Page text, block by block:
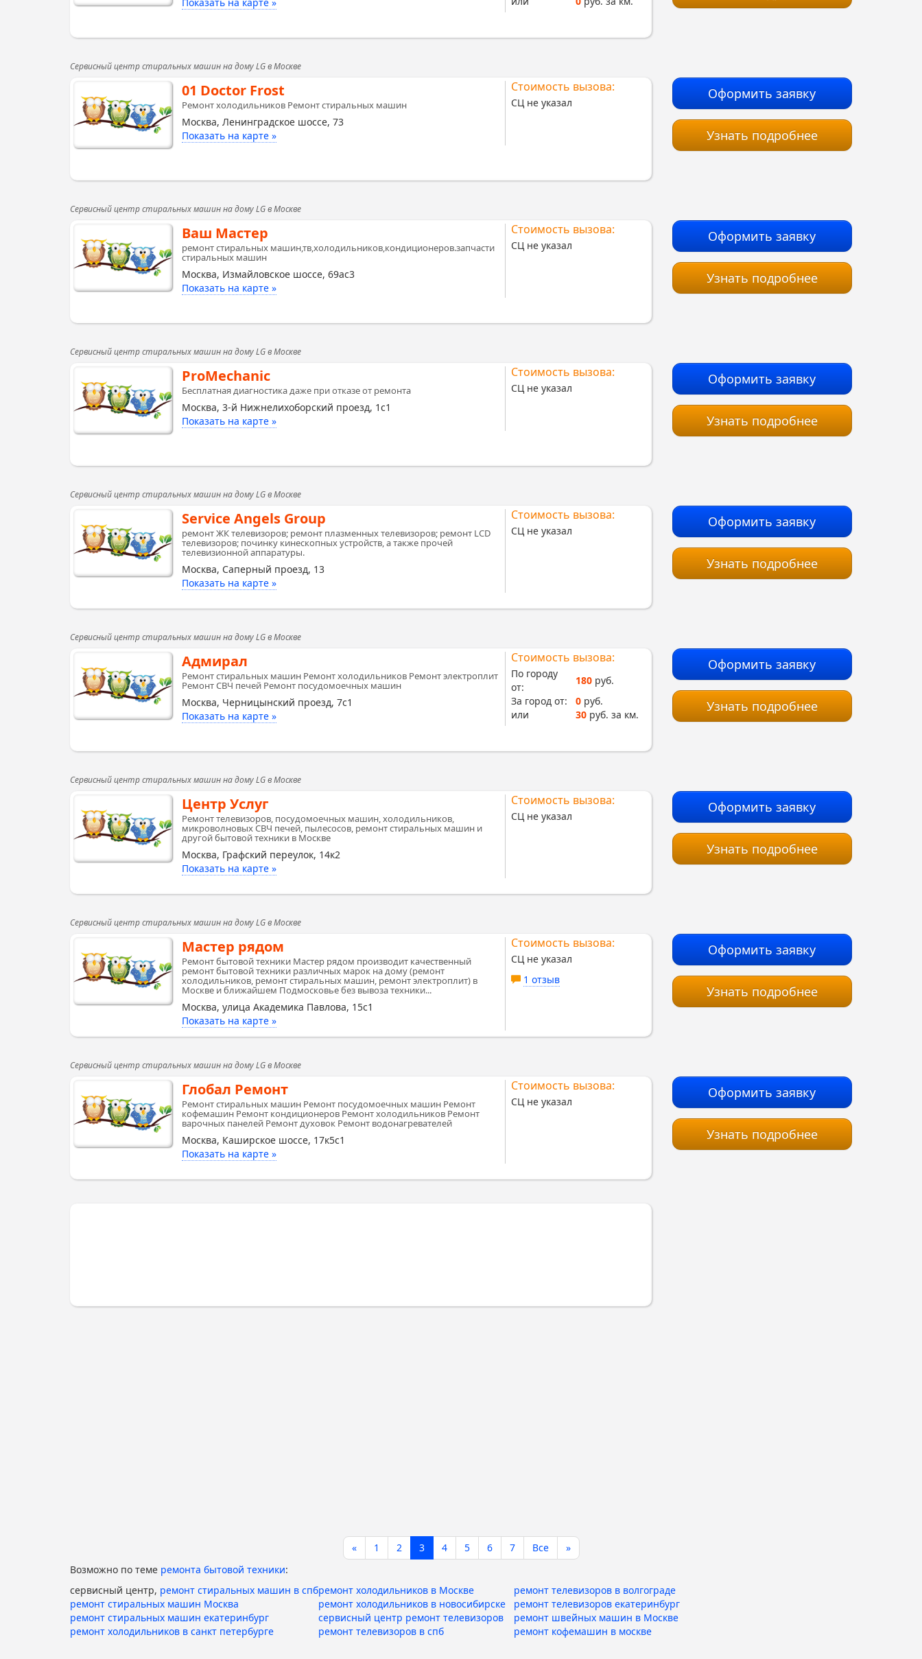
Сервисный центр стиральных машин на дому LG в Москве
01 Doctor Frost
Ремонт холодильников Ремонт стиральных машин
Москва, Ленинградское шоссе, 73
Показать на карте »
Стоимость вызова:
СЦ не указал
Оформить заявку
Узнать подробнее
Сервисный центр стиральных машин на дому LG в Москве
Ваш Мастер
ремонт стиральных машин,тв,холодильников,кондиционеров.запчасти
стиральных машин
Москва, Измайловское шоссе, 69ас3
Показать на карте »
Стоимость вызова:
СЦ не указал
Оформить заявку
Узнать подробнее
Сервисный центр стиральных машин на дому LG в Москве
ProMechanic
Бесплатная диагностика даже при отказе от ремонта
Москва, 3-й Нижнелихоборский проезд, 1с1
Показать на карте »
Стоимость вызова:
СЦ не указал
Оформить заявку
Узнать подробнее
Сервисный центр стиральных машин на дому LG в Москве
Service Angels Group
ремонт ЖК телевизоров; ремонт плазменных телевизоров; ремонт LCD
телевизоров; починку кинескопных устройств, а также прочей
телевизионной аппаратуры.
Москва, Саперный проезд, 13
Показать на карте »
Стоимость вызова:
СЦ не указал
Оформить заявку
Узнать подробнее
Сервисный центр стиральных машин на дому LG в Москве
Адмирал
Ремонт стиральных машин Ремонт холодильников Ремонт электроплит
Ремонт СВЧ печей Ремонт посудомоечных машин
Москва, Черницынский проезд, 7с1
Показать на карте »
Стоимость вызова:
По городу
от:
180руб.
За город от:
0руб.
или
30руб. за км.
Оформить заявку
Узнать подробнее
Сервисный центр стиральных машин на дому LG в Москве
Центр Услуг
Ремонт телевизоров, посудомоечных машин, холодильников,
микроволновых СВЧ печей, пылесосов, ремонт стиральных машин и
другой бытовой техники в Москве
Москва, Графский переулок, 14к2
Показать на карте »
Стоимость вызова:
СЦ не указал
Оформить заявку
Узнать подробнее
Сервисный центр стиральных машин на дому LG в Москве
Мастер рядом
Ремонт бытовой техники Мастер рядом производит качественный
ремонт бытовой техники различных марок на дому (ремонт
холодильников, ремонт стиральных машин, ремонт электроплит) в
Москве и ближайшем Подмосковье без вывоза техники...
Москва, улица Академика Павлова, 15с1
Показать на карте »
Стоимость вызова:
СЦ не указал
1 отзыв
Оформить заявку
Узнать подробнее
Сервисный центр стиральных машин на дому LG в Москве
Глобал Ремонт
Ремонт стиральных машин Ремонт посудомоечных машин Ремонт
кофемашин Ремонт кондиционеров Ремонт холодильников Ремонт
варочных панелей Ремонт духовок Ремонт водонагревателей
Москва, Каширское шоссе, 17к5с1
Показать на карте »
Стоимость вызова:
СЦ не указал
Оформить заявку
Узнать подробнее
« 1 2 3 4 5 6 7 Все
»
Возможно по теме ремонта бытовой техники:
сервисный центр, ремонт стиральных машин в спбремонт холодильников в Москве
ремонт телевизоров в волгограде
ремонт стиральных машин Москва
ремонт холодильников в новосибирске
ремонт телевизоров екатеринбург
ремонт стиральных машин екатеринбург
сервисный центр ремонт телевизоров
ремонт швейных машин в Москве
ремонт холодильников в санкт петербурге
ремонт телевизоров в спб ремонт кофемашин в москве